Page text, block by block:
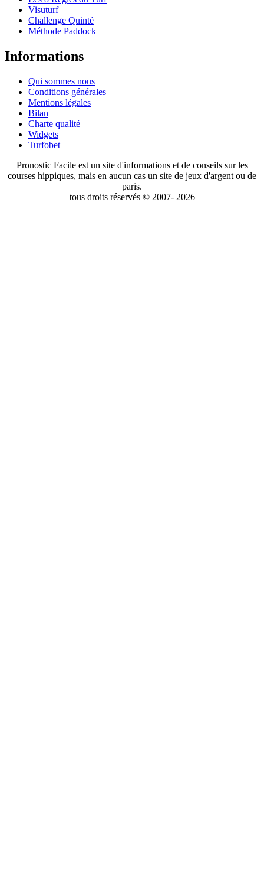
Visuturf
Challenge Quinté
Méthode Paddock
Informations
Qui sommes nous
Conditions générales
Mentions légales
Bilan
Charte qualité
Widgets
Turfobet
Pronostic Facile est un site d'informations et de conseils sur les
courses hippiques, mais en aucun cas un site de jeux d'argent ou de
paris.
tous droits réservés © 2007- 2026